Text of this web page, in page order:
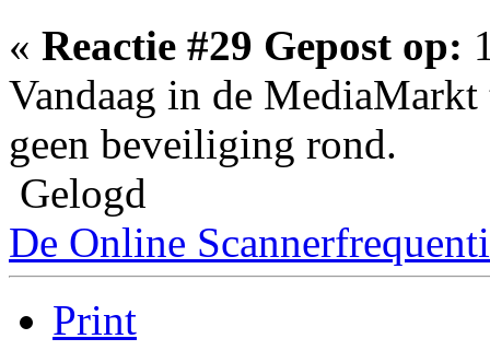
« Reactie #29 Gepost op:
Vandaag in de
geen beveiliging rond.
Gelogd
De Online
Print